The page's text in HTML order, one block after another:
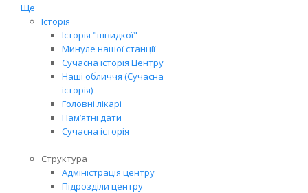
Ще
Історія
Історія "швидкої"
Минуле нашої станції
Сучасна історія Центру
Наші обличчя (Сучасна
історія)
Головні лікарі
Пам’ятні дати
Сучасна історія
Структура
Адміністрація центру
Підрозділи центру